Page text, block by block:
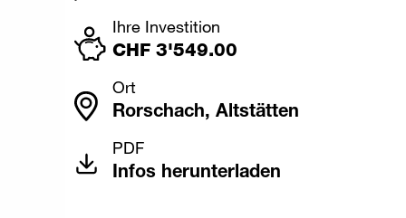
Ihre Investition
CHF 3'549.00
Ort
Rorschach, Altstätten
PDF
Infos herunterladen